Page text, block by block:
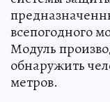
всепогодного
Модуль
обнаружить
метров.